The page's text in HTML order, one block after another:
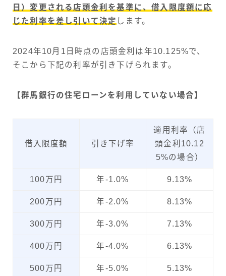
日）変更される店頭金利を基準に、借入限度額に応
じた利率を差し引いて決定します。
2024年10月1日時点の店頭金利は年10.125%で、
そこから下記の利率が引き下げられます。
【群馬銀行の住宅ローンを利用していない場合】
借入限度額 引き下げ率
適用利率（店
頭金利10.12
5%の場合）
100万円 年-1.0% 9.13%
200万円 年-2.0% 8.13%
300万円 年-3.0% 7.13%
400万円 年-4.0% 6.13%
500万円 年-5.0% 5.13%